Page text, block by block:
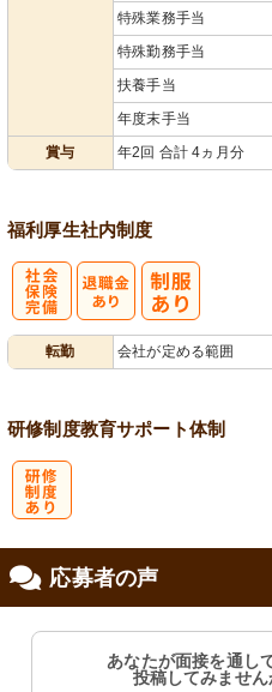
特殊業務手当
特殊勤務手当
扶養手当
年度末手当
賞与
年2回 合計 4ヵ月分
福利厚生社内制度
転勤 会社が定める範囲
研修制度教育サポート体制
応募者の声
あなたが面接を通し
投稿してみません